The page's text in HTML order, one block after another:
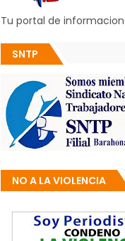
Tu portal de
SNTP
NO A LA VIOLENCIA